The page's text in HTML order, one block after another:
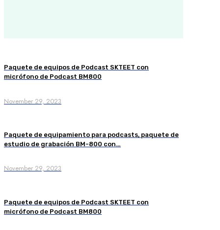
Paquete de equipos de Podcast SKTEET con
micrófono de Podcast BM800
November 29, 2023
Paquete de equipamiento para podcasts, paquete de
estudio de grabación BM-800 con…
November 29, 2023
Paquete de equipos de Podcast SKTEET con
micrófono de Podcast BM800